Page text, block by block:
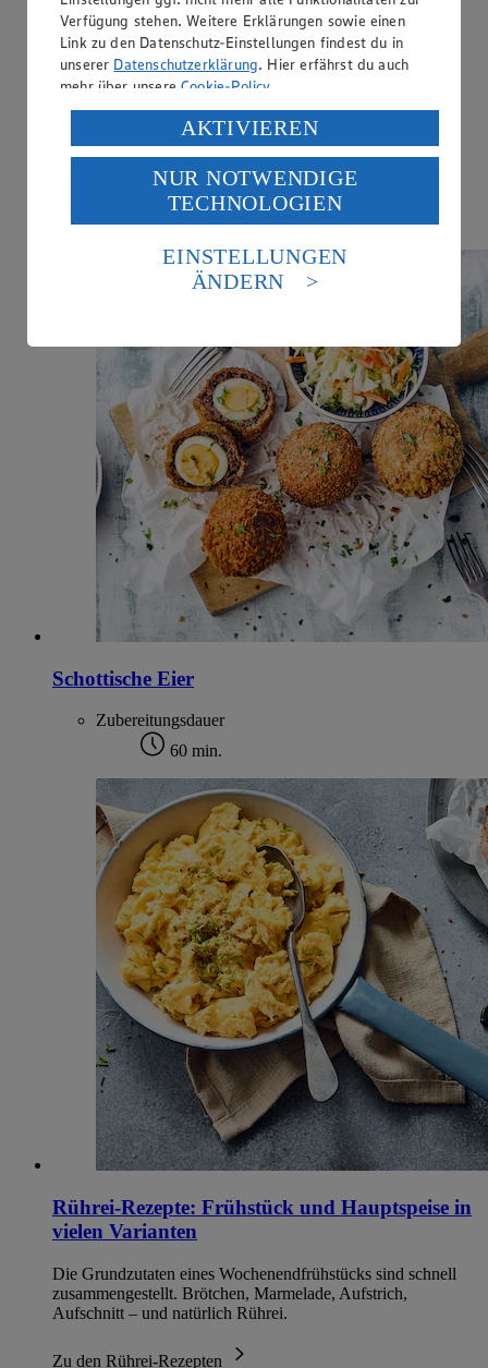
Gefüllte Eier
Zubereitungsdauer
30 min.
Ernährungsweise
Glutenfrei
Ernährungsweise
Vegetarisch
Schottische Eier
Zubereitungsdauer
60 min.
Rührei-Rezepte: Frühstück und Hauptspeise in
vielen Varianten
Die Grundzutaten eines Wochenendfrühstücks sind schnell
zusammengestellt. Brötchen, Marmelade, Aufstrich,
Aufschnitt – und natürlich Rührei.
Zu den Rührei-Rezepten
Verfügung stehen. Weitere Erklärungen sowie einen
Link zu den Datenschutz-Einstellungen findest du in
unserer Datenschutzerklärung. Hier erfährst du auch
mehr über unsereCookie-Policy.
Verarbeitung deiner personenbezogenen Daten in den
USA durch Facebook und YouTube:
Wenn du auf „Aktivieren“ klickst, willigst du im Sinne
des Art. 49 Abs. 1 Satz 1 lit. a) DSGVO ein, dass deine
Daten in den USA verarbeitet werden. Der EuGH sieht
die USA als Land mit einem nach europäischen
Standards nicht angemessenen Datenschutzniveau an.
Es besteht das Risiko eines Zugriffs durch US-
Informationen zum Herausgeber der Seite findest du
Impressum
AKTIVIEREN
NUR NOTWENDIGE
TECHNOLOGIEN
EINSTELLUNGEN
ÄNDERN